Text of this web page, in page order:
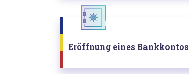
Eröffnung eines Bankkontos